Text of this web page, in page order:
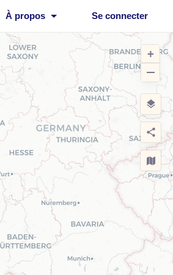
À propos Se connecter
+
−